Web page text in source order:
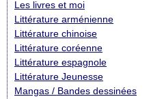
Les livres et moi
Littérature arménienne
Littérature chinoise
Littérature coréenne
Littérature espagnole
Littérature Jeunesse
Mangas / Bandes dessinées